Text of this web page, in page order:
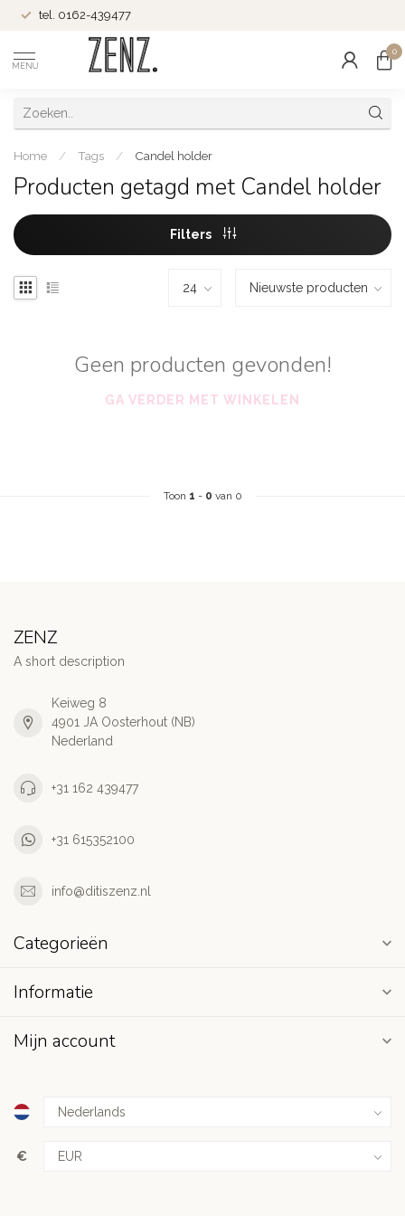
tel. 0162-439477
MENU
0
Home / Tags / Candel holder
Producten getagd met Candel holder
Filters
Geen producten gevonden!
GA VERDER MET WINKELEN
Toon 1 - 0 van 0
ZENZ
A short description
Keiweg 8
4901 JA Oosterhout (NB)
Nederland
+31 162 439477
+31 615352100
info@ditiszenz.nl
Categorieën
Informatie
Mijn account
€